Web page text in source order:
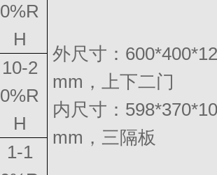
0%R
H
外尺寸：
mm ， 上下二门
内尺寸：
mm ，三隔板
10-2
0%R
H
1-1